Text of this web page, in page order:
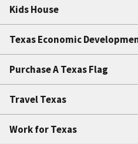
Kids House
Texas Economic
Purchase A Texas Flag
Travel Texas
Work for Texas